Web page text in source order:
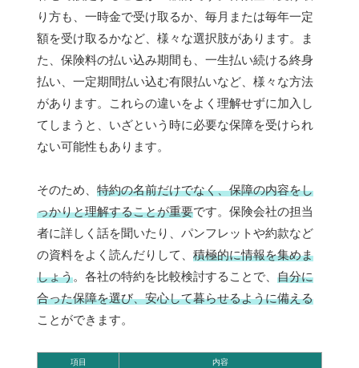
り方も、一時金で受け取るか、毎月または毎年一定
額を受け取るかなど、様々な選択肢があります。ま
た、保険料の払い込み期間も、一生払い続ける終身
払い、一定期間払い込む有限払いなど、様々な方法
があります。これらの違いをよく理解せずに加入し
てしまうと、いざという時に必要な保障を受けられ
ない可能性もあります。
そのため、 特約の名前だけでなく、保障の内容をし
っかりと理解することが重要です。保険会社の担当
者に詳しく話を聞いたり、パンフレットや約款など
の資料をよく読んだりして、 積極的に情報を集めま
しょう。各社の特約を比較検討することで、 自分に
合った保障を選び、安心して暮らせるように備える
ことができます。
項目 内容